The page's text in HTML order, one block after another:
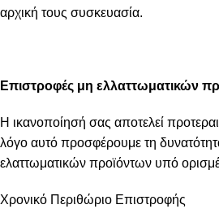
αρχική τους συσκευασία.
Επιστροφές μη ελλαττωματικών
Η ικανοποίησή σας αποτελεί
λόγο αυτό προσφέρουμε τη
ελαττωματικών προϊόντων υπό
Χρονικό Περιθώριο Επιστροφής